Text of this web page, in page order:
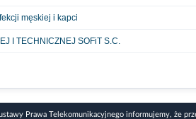
męskiej i kapci
I TECHNICZNEJ SOFiT S.C.
Prawa Telekomunikacyjnego informujemy, że